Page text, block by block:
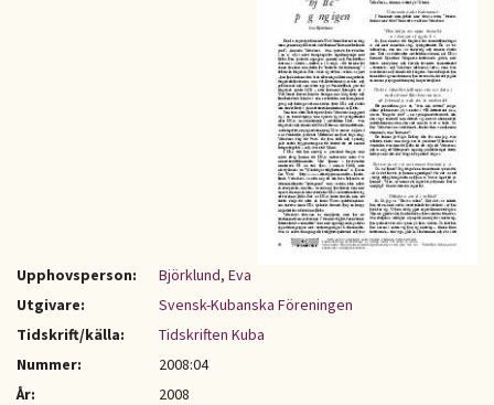
Upphovsperson:
Björklund, Eva
Utgivare:
Svensk-Kubanska Föreningen
Tidskrift/källa:
Tidskriften Kuba
Nummer:
2008:04
År:
2008